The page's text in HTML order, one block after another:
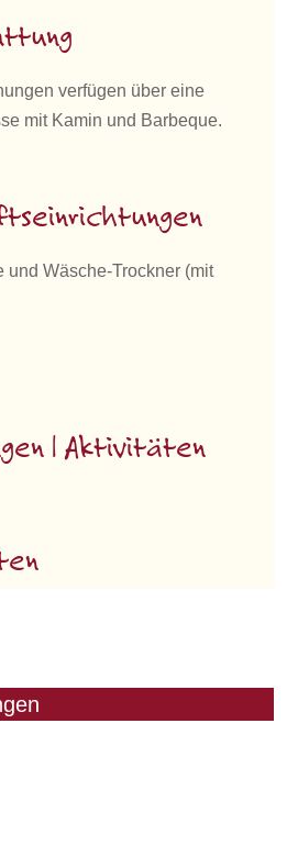
verfügen über eine
mit Kamin und Barbeque.
und Wäsche-Trockner (mit
| Aktivitäten